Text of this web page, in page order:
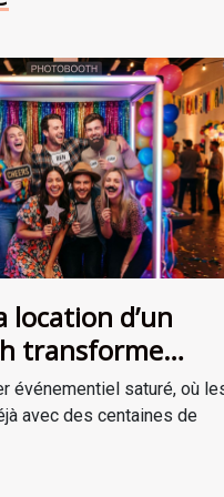
location d’un
transforme
votre
événementiel saturé, où
avec des centaines de